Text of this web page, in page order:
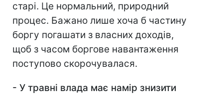
старі. Це нормальний, природний
процес. Бажано лише хоча б частину
боргу погашати з власних доходів,
щоб з часом боргове навантаження
поступово скорочувалася.
- У травні влада має намір знизити